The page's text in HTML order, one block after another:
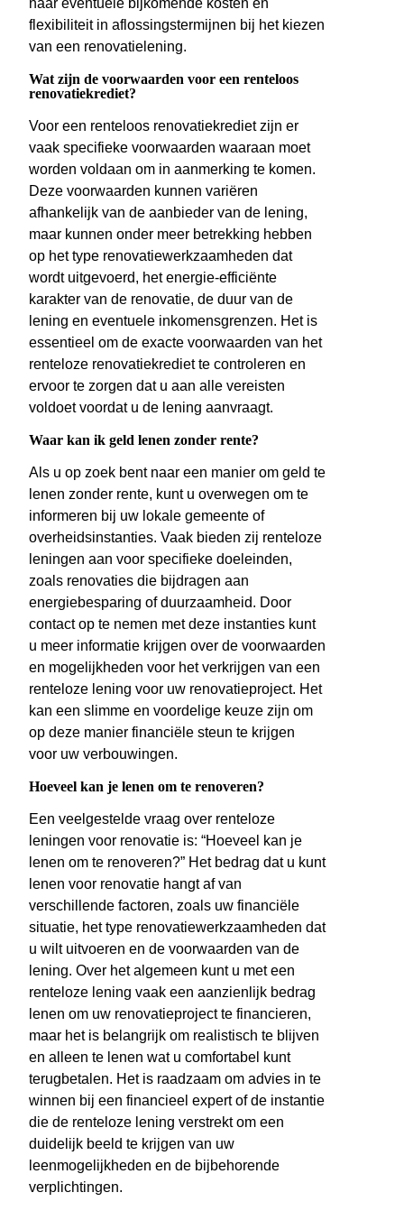
naar eventuele bijkomende kosten en
flexibiliteit in aflossingstermijnen bij het kiezen
van een renovatielening.
Wat zijn de voorwaarden voor een renteloos
renovatiekrediet?
Voor een renteloos renovatiekrediet zijn er
vaak specifieke voorwaarden waaraan moet
worden voldaan om in aanmerking te komen.
Deze voorwaarden kunnen variëren
afhankelijk van de aanbieder van de lening,
maar kunnen onder meer betrekking hebben
op het type renovatiewerkzaamheden dat
wordt uitgevoerd, het energie-efficiënte
karakter van de renovatie, de duur van de
lening en eventuele inkomensgrenzen. Het is
essentieel om de exacte voorwaarden van het
renteloze renovatiekrediet te controleren en
ervoor te zorgen dat u aan alle vereisten
voldoet voordat u de lening aanvraagt.
Waar kan ik geld lenen zonder rente?
Als u op zoek bent naar een manier om geld te
lenen zonder rente, kunt u overwegen om te
informeren bij uw lokale gemeente of
overheidsinstanties. Vaak bieden zij renteloze
leningen aan voor specifieke doeleinden,
zoals renovaties die bijdragen aan
energiebesparing of duurzaamheid. Door
contact op te nemen met deze instanties kunt
u meer informatie krijgen over de voorwaarden
en mogelijkheden voor het verkrijgen van een
renteloze lening voor uw renovatieproject. Het
kan een slimme en voordelige keuze zijn om
op deze manier financiële steun te krijgen
voor uw verbouwingen.
Hoeveel kan je lenen om te renoveren?
Een veelgestelde vraag over renteloze
leningen voor renovatie is: “Hoeveel kan je
lenen om te renoveren?” Het bedrag dat u kunt
lenen voor renovatie hangt af van
verschillende factoren, zoals uw financiële
situatie, het type renovatiewerkzaamheden dat
u wilt uitvoeren en de voorwaarden van de
lening. Over het algemeen kunt u met een
renteloze lening vaak een aanzienlijk bedrag
lenen om uw renovatieproject te financieren,
maar het is belangrijk om realistisch te blijven
en alleen te lenen wat u comfortabel kunt
terugbetalen. Het is raadzaam om advies in te
winnen bij een financieel expert of de instantie
die de renteloze lening verstrekt om een
duidelijk beeld te krijgen van uw
leenmogelijkheden en de bijbehorende
verplichtingen.